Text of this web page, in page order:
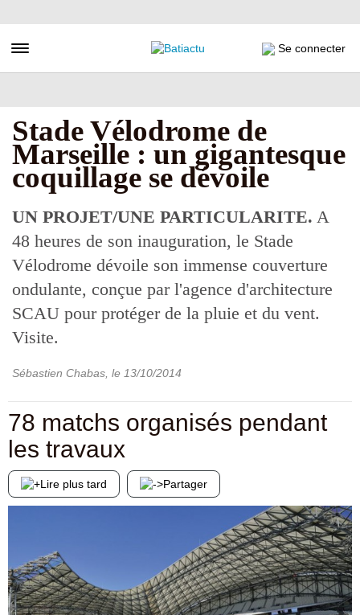
au
principal
Toggle navigation Se connecter
Stade Vélodrome de
Marseille : un gigantesque
coquillage se dévoile
UN PROJET/UNE PARTICULARITE. A
48 heures de son inauguration, le Stade
Vélodrome dévoile son immense couverture
ondulante, conçue par l'agence d'architecture
SCAU pour protéger de la pluie et du vent.
Visite.
Sébastien Chabas , le 13/10/2014
78 matchs organisés pendant
les travaux
Lire plus tard Partager